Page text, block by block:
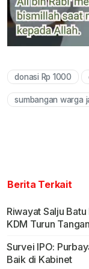
donasi Rp 1000
sumbangan warga
Berita Terkait
Riwayat Salju
KDM Turun Tangan
Survei IPO:
Baik di Kabinet